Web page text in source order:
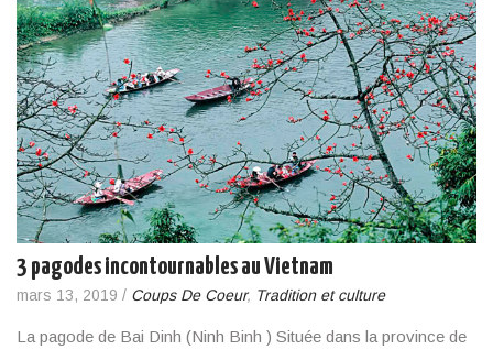
3 pagodes incontournables au Vietnam
mars 13, 2019 / Coups De Coeur, Tradition et culture
La pagode de Bai Dinh (Ninh Binh ) Située dans la province de